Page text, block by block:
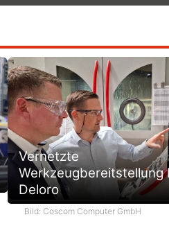
Vernetzte
Werkzeugbereitstellung
Deloro
Bild: Coscom Computer GmbH